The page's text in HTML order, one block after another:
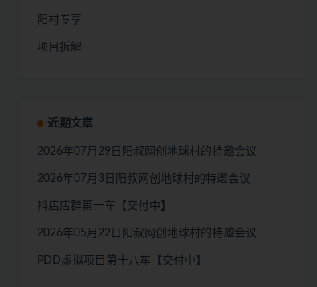
阳村专享
项目拆解
近期文章
2026年07月29日阳叔网创地球村的特邀会议
2026年07月3日阳叔网创地球村的特邀会议
抖店店群第一车【交付中】
2026年05月22日阳叔网创地球村的特邀会议
PDD虚拟项目第十八车【交付中】